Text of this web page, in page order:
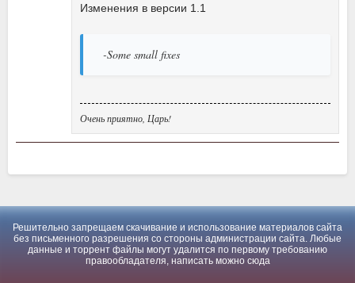
Изменения в версии 1.1
-Some small fixes
Очень приятно, Царь!
Решительно запрещаем скачивание и использование материалов сайта
без письменного разрешения со стороны администрации сайта. Любые
данные и торрент файлы могут удалится по первому требованию
правообладателя, написать можно сюда